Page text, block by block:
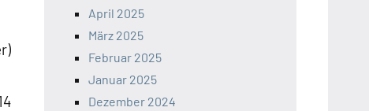
April 2025
März 2025
Februar 2025
Januar 2025
Dezember 2024